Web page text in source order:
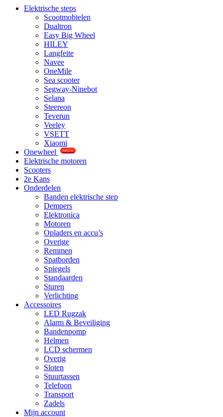
Elektrische steps
Scootmobielen
Dualtron
Easy Big Wheel
HILEY
Langfeite
Navee
OneMile
Sea scooter
Segway-Ninebot
Selana
Steereon
Teverun
Veeley
VSETT
Xiaomi
Onewheel
NIEUW
Elektrische motoren
Scooters
2e Kans
Onderdelen
Banden elektrische step
Dempers
Elektronica
Motoren
Opladers en accu’s
Overige
Remmen
Spatborden
Spiegels
Standaarden
Sturen
Verlichting
Accessoires
LED Rugzak
Alarm & Beveiliging
Bandenpomp
Helmen
LCD schermen
Overig
Sloten
Stuurtassen
Telefoon
Transport
Zadels
Mijn account